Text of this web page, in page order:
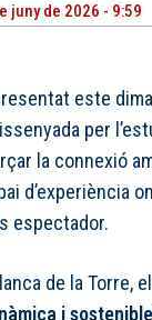
juny de 2026 - 9:59
este
per
la connexió
d’experiència
espectador.
de la Torre,
i